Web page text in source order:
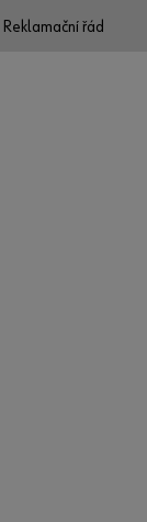
Reklamační řád